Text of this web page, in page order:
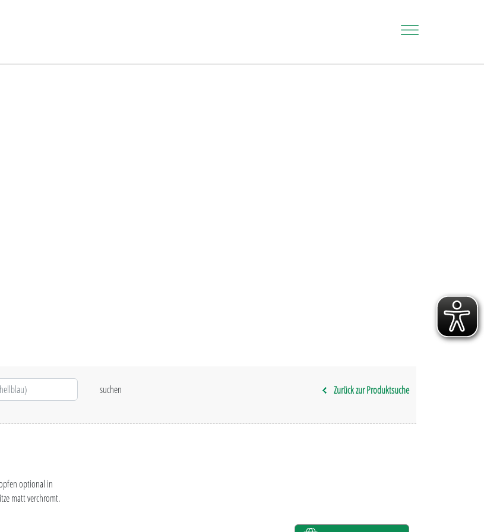
Zurück zur Produktsuche
optional in
matt verchromt.